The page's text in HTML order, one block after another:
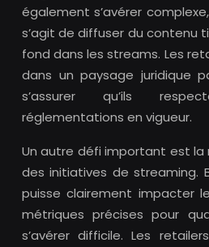
également s’avérer
s’agit de diffuser du contenu
fond dans les streams. Les
dans un paysage juridique
s’assurer qu’ils
réglementations en vigueur.
Un autre défi important est la
des initiatives de streaming.
puisse clairement impacter
métriques précises pour
s’avérer difficile. Les